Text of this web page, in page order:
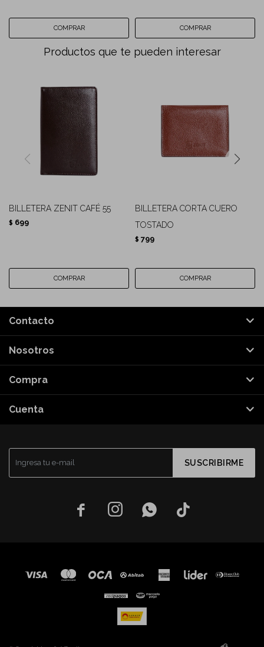
Productos que te pueden interesar
BILLETERA ZENIT CAFÉ 55
$ 699
BILLETERA CORTA CUERO
TOSTADO
$ 799
SUSCRIBIRME
   
Contacto
Nosotros
Compra
Cuenta